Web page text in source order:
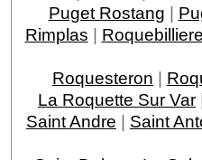
Puget Rostang |
Rimplas | Roquebilliere
Roquesteron |
La Roquette Sur Var
Saint Andre | Saint